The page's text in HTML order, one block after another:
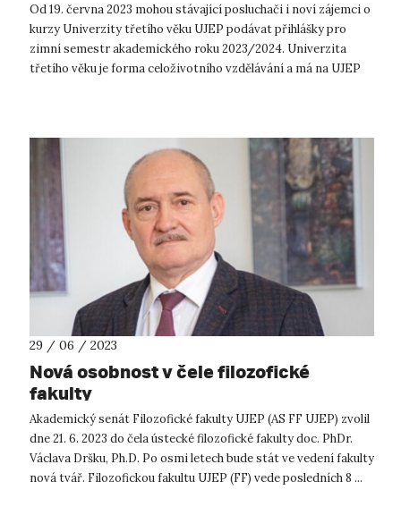
Od 19. června 2023 mohou stávající posluchači i noví zájemci o
kurzy Univerzity třetího věku UJEP podávat přihlášky pro
zimní semestr akademického roku 2023/2024. Univerzita
třetího věku je forma celoživotního vzdělávání a má na UJEP
29 / 06 / 2023
Nová osobnost v čele filozofické
fakulty
Akademický senát Filozofické fakulty UJEP (AS FF UJEP) zvolil
dne 21. 6. 2023 do čela ústecké filozofické fakulty doc. PhDr.
Václava Dršku, Ph.D. Po osmi letech bude stát ve vedení fakulty
nová tvář. Filozofickou fakultu UJEP (FF) vede posledních 8 ...